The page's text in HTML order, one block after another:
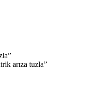
arıza tuzla”